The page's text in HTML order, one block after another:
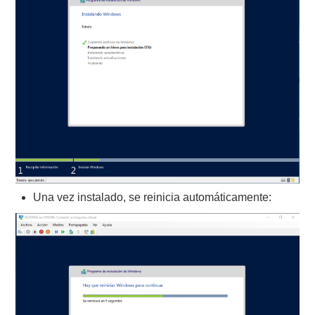
Una vez instalado, se reinicia automáticamente: